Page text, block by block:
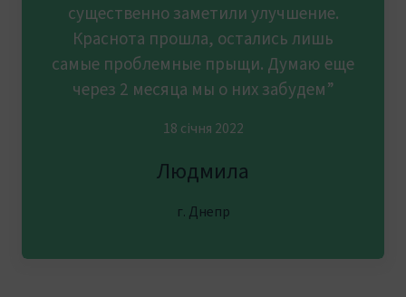
существенно заметили улучшение.
Краснота прошла, остались лишь
самые проблемные прыщи. Думаю еще
через 2 месяца мы о них забудем”
18 січня 2022
Людмила
г. Днепр